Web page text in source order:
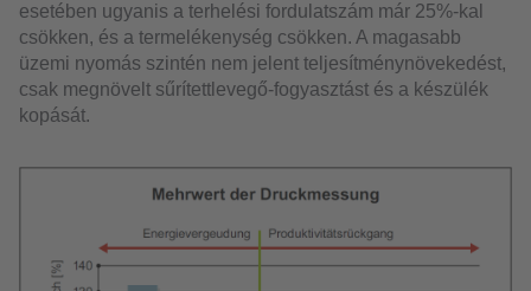
esetében ugyanis a terhelési fordulatszám már 25%-kal
csökken, és a termelékenység csökken. A magasabb
üzemi nyomás szintén nem jelent teljesítménynövekedést,
csak megnövelt sűrítettlevegő-fogyasztást és a készülék
kopását.